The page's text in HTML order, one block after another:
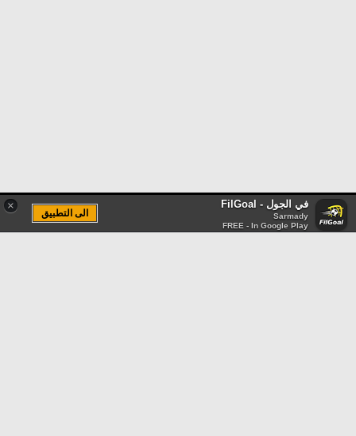
× في الجول - FilGoal
Sarmady
FREE - In Google Play
الى التطبيق